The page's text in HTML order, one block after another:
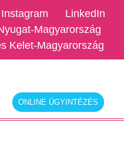
Instagram
LinkedIn
Magyarország
Kelet-Magyarország
ONLINE ÜGYINTÉZÉS